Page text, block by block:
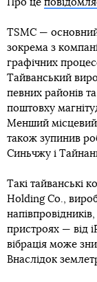
Про це
TSMC —
зокрема з
графічних
Тайванський
певних районів
поштовху
Менший
також зупинив
Синьчжу і
Такі тайванські
Holding Co.,
пристроях — від
вібрація може
Внаслідок